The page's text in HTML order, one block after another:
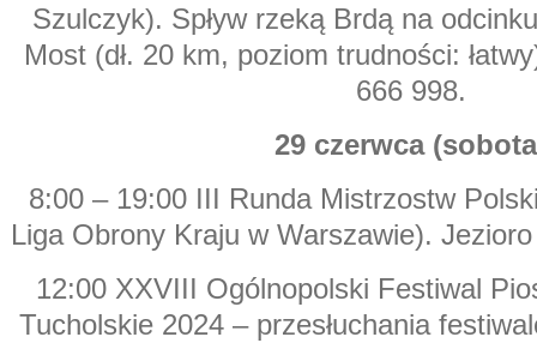
Szulczyk). Spływ rzeką Brdą na
Most (dł. 20 km, poziom trudności:
666 998.
29 czerwca
8:00 – 19:00 III Runda Mistrzostw
Liga Obrony Kraju w Warszawie).
12:00 XXVIII Ogólnopolski Festiwal
Tucholskie 2024 – przesłuchania